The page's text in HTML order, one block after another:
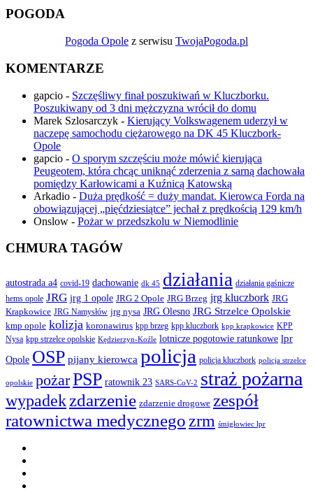
POGODA
Pogoda Opole z serwisu TwojaPogoda.pl
KOMENTARZE
gapcio - Szczęśliwy finał poszukiwań w Kluczborku.
Poszukiwany od 3 dni mężczyzna wrócił do domu
Marek Szlosarczyk - Kierujący Volkswagenem uderzył w
naczepę samochodu ciężarowego na DK 45 Kluczbork-
Opole
gapcio - O sporym szczęściu może mówić kierująca
Peugeotem, która chcąc uniknąć zderzenia z sarną dachowała
pomiędzy Karłowicami a Kuźnicą Katowską
Arkadio - Duża prędkość = duży mandat. Kierowca Forda na
obowiązującej „pięćdziesiątce” jechał z prędkością 129 km/h
Onslow - Pożar w przedszkolu w Niemodlinie
CHMURA TAGÓW
autostrada a4 covid-19 dachowanie dk 45 działania działania gaśnicze
hems opole JRG jrg 1 opole JRG 2 Opole JRG Brzeg jrg kluczbork JRG
Krapkowice JRG Namysłów jrg nysa JRG Olesno JRG Strzelce Opolskie
kmp opole kolizja koronawirus kpp brzeg kpp kluczbork kpp krapkowice KPP
Nysa kpp strzelce opolskie Kędzierzyn-Koźle lotnicze pogotowie ratunkowe lpr
Opole OSP pijany kierowca policja policja kluczbork policja strzelce
opolskie pożarPSP ratownik 23 SARS-CoV-2 straż pożarna
wypadekzdarzenie zdarzenie drogowe zespół
ratownictwa medycznego zrm śmigłowiec lpr